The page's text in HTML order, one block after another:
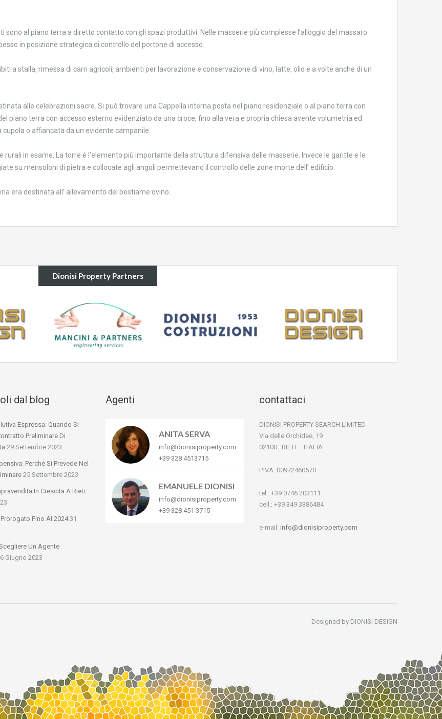
sono al piano terra a diretto contatto con gli spazi produttivi. Nelle masserie più complesse l’alloggio del massaro
in posizione strategica di controllo del portone di accesso.
a stalla, rimessa di carri agricoli, ambienti per lavorazione e conservazione di vino, latte, olio e a volte anche di un
alle celebrazioni sacre. Si può trovare una Cappella interna posta nel piano residenziale o al piano terra con
piano terra con accesso esterno evidenziato da una croce, fino alla vera e propria chiesa avente volumetria ed
o affiancata da un evidente campanile.
rurali in esame. La torre è l’elemento più importante della struttura difensiva delle masserie. Invece le garitte e le
su mensoloni di pietra e collocate agli angoli permettevano il controllo delle zone morte dell’ edificio.
era destinata all’ allevamento del bestiame ovino.
Dionisi Property Partners
dal blog
Espressa: Quando Si
Preliminare Di
29 Settembre 2023
Perché Si Prevede Nel
25 Settembre 2023
In Crescita A Rieti
Fino Al 2024 31
Un Agente
Giugno 2023
Agenti
ANITA SERVA
info@dionisiproperty.com
+39 328 4513715
EMANUELE DIONISI
info@dionisiproperty.com
+39 328 451 3715
contattaci
DIONISI PROPERTY SEARCH LIMITED
Via delle Orchidee, 19
02100 RIETI – ITALIA
P.IVA: 00972460570
tel.: +39 0746 203111
cell.: +39 349 3386484
e-mail: info@dionisiproperty.com
Designed by DIONISI DESIGN